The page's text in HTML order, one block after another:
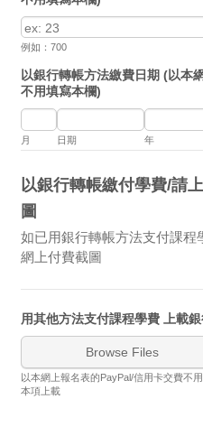
例如：700
以銀行轉帳方法繳費日期 (以本
不用填寫本欄)
月 日期 年
以銀行轉帳繳付學費/請
圖
如已用銀行轉帳方法支付課
網上付費截圖
用其他方法支付課程學費 上載
Browse Files
以本網上報名表的PayPal/信用卡交費不
本項上載